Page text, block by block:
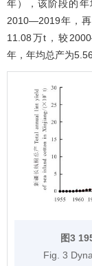
年），该阶段的
2010―2019年，
11.08万t，较
年，年均总产为
图3
Fig. 3